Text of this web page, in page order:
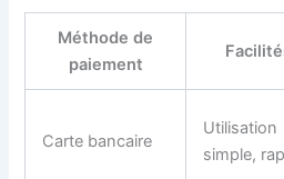
Méthode de
paiement
Carte bancaire
Utilisation
simple,